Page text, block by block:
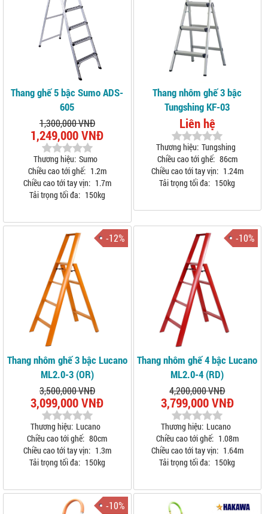
Thang ghế 5 bậc Sumo ADS-
605
1,300,000 VNĐ
1,249,000 VNĐ
Thương hiệu: Sumo
Chiều cao tới ghế: 1.2m
Chiều cao tới tay vịn: 1.7m
Tải trọng tối đa: 150kg
Thang nhôm ghế 3 bậc
Tungshing KF-03
Liên hệ
Thương hiệu: Tungshing
Chiều cao tới ghế: 86cm
Chiều cao tới tay vịn: 1.24m
Tải trọng tối đa: 150kg
-12%
Thang nhôm ghế 3 bậc Lucano
ML2.0-3 (OR)
3,500,000 VNĐ
3,099,000 VNĐ
Thương hiệu: Lucano
Chiều cao tới ghế: 80cm
Chiều cao tới tay vịn: 1.3m
Tải trọng tối đa: 150kg
-10%
Thang nhôm ghế 4 bậc Lucano
ML2.0-4 (RD)
4,200,000 VNĐ
3,799,000 VNĐ
Thương hiệu: Lucano
Chiều cao tới ghế: 1.08m
Chiều cao tới tay vịn: 1.64m
Tải trọng tối đa: 150kg
-10%